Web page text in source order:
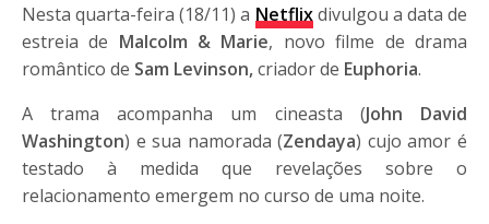
Nesta quarta-feira (18/11) a Netflixdivulgou a data de
estreia de Malcolm & Marie, novo filme de drama
romântico de Sam Levinson,criador de Euphoria.
A trama acompanha um cineasta (John David
Washington) e sua namorada (Zendaya) cujo amor é
testado à medida que revelações sobre o
relacionamento emergem no curso de uma noite.